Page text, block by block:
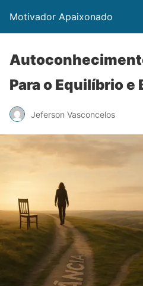
Motivador Apaixonado
Para o Equilíbrio e
Jeferson Vasconcelos